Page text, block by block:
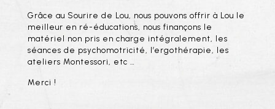
Grâce au Sourire de Lou, nous pouvons offrir à Lou le
meilleur en ré-éducations, nous finançons le
matériel non pris en charge intégralement, les
séances de psychomotricité, l’ergothérapie, les
ateliers Montessori, etc …
Merci !